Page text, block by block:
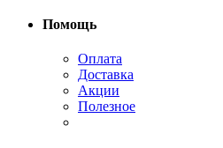
Помощь
Оплата
Доставка
Акции
Полезное